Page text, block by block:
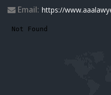
Email: https://